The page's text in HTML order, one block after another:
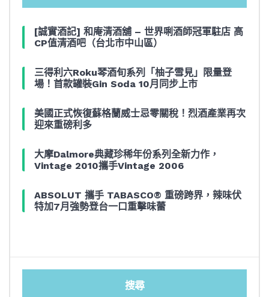
[誠實酒記] 和庵清酒舖 – 世界唎酒師冠軍駐店 高
CP值清酒吧（台北市中山區）
三得利六Roku琴酒旬系列「柚子雪見」限量登
場！首款罐裝Gin Soda 10月同步上市
美國正式恢復蘇格蘭威士忌零關稅！烈酒產業再次
迎來重磅利多
大摩Dalmore典藏珍稀年份系列全新力作，
Vintage 2010攜手Vintage 2006
ABSOLUT 攜手 TABASCO® 重磅跨界，辣味伏
特加7月強勢登台一口重擊味蕾
搜尋